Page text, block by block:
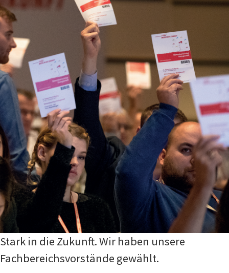
Stark in die Zukunft. Wir haben unsere
Fachbereichsvorstände gewählt.